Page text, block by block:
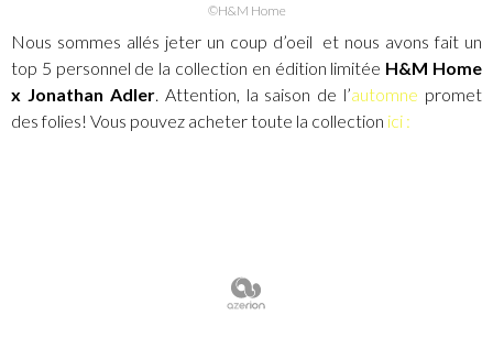
©H&M Home
Nous sommes allés jeter un coup d’oeil et nous avons fait un
top 5 personnel de la collection en édition limitée H&M Home
x Jonathan Adler. Attention, la saison de l’automne promet
des folies! Vous pouvez acheter toute la collection ici :